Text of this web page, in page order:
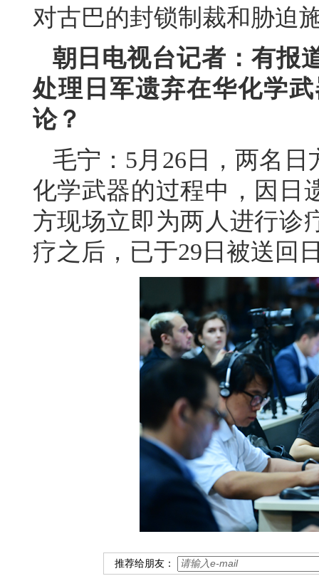
对古巴的封锁制裁和胁迫
朝日电视台记者：有报
处理日军遗弃在华化学
论？
毛宁：5月26日，两名
化学武器的过程中，因日
方现场立即为两人进行诊
疗之后，已于29日被送回
推荐给朋友：